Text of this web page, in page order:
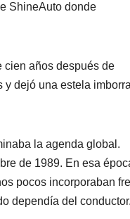
ShineAuto donde
cien años después de
y dejó una estela
la agenda global.
de 1989. En esa
pocos incorporaban
dependía del